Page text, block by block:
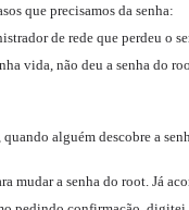
que precisamos da senha:
de rede que perdeu o
vida, não deu a senha do
alguém descobre a
mudar a senha do root. Já